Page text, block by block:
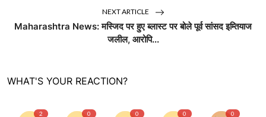
NEXT ARTICLE
Maharashtra News: मस्जिद पर हुए ब्लास्ट पर बोले पूर्व सांसद इम्तियाज
जलील, आरोपि...
WHAT'S YOUR REACTION?
2 0 0 0 0